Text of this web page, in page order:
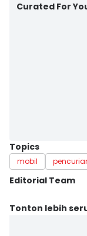
Curated For
Topics
mobil
Editorial Team
Editor
Tonton lebih